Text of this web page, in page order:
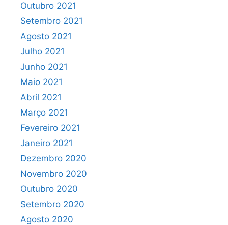
Outubro 2021
Setembro 2021
Agosto 2021
Julho 2021
Junho 2021
Maio 2021
Abril 2021
Março 2021
Fevereiro 2021
Janeiro 2021
Dezembro 2020
Novembro 2020
Outubro 2020
Setembro 2020
Agosto 2020